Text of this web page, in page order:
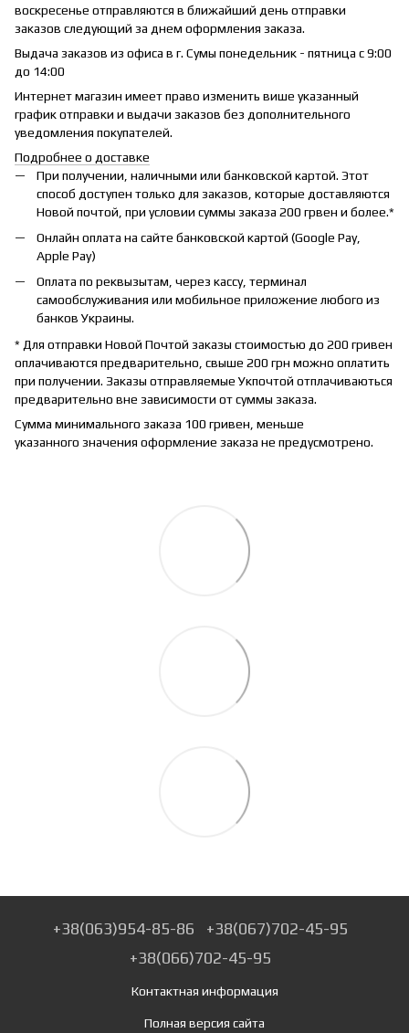
воскресенье отправляются в ближайший день отправки
заказов следующий за днем оформления заказа.
Выдача заказов из офиса в г. Сумы понедельник - пятница с 9:00
до 14:00
Интернет магазин имеет право изменить више указанный
график отправки и выдачи заказов без дополнительного
уведомления покупателей.
Подробнее о доставке
При получении, наличными или банковской картой. Этот
способ доступен только для заказов, которые доставляются
Новой почтой, при условии суммы заказа 200 грвен и более.*
Онлайн оплата на сайте банковской картой (Google Pay,
Apple Pay)
Оплата по реквызытам, через кассу, терминал
самообслуживания или мобильное приложение любого из
банков Украины.
* Для отправки Новой Почтой заказы стоимостью до 200 гривен
оплачиваются предварительно, свыше 200 грн можно оплатить
при получении. Заказы отправляемые Укпочтой отплачиваються
предварительно вне зависимости от суммы заказа.
Сумма минимального заказа 100 гривен, меньше
указанного значения оформление заказа не предусмотрено.
+38(063)954-85-86
+38(067)702-45-95
+38(066)702-45-95
Контактная информация
Полная версия сайта